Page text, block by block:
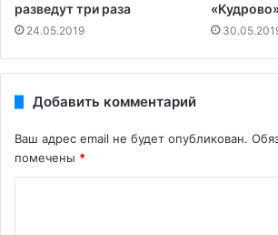
разведут три раза
24.05.2019
Добавить комментарий
Ваш адрес email не будет опубликован.
помечены *